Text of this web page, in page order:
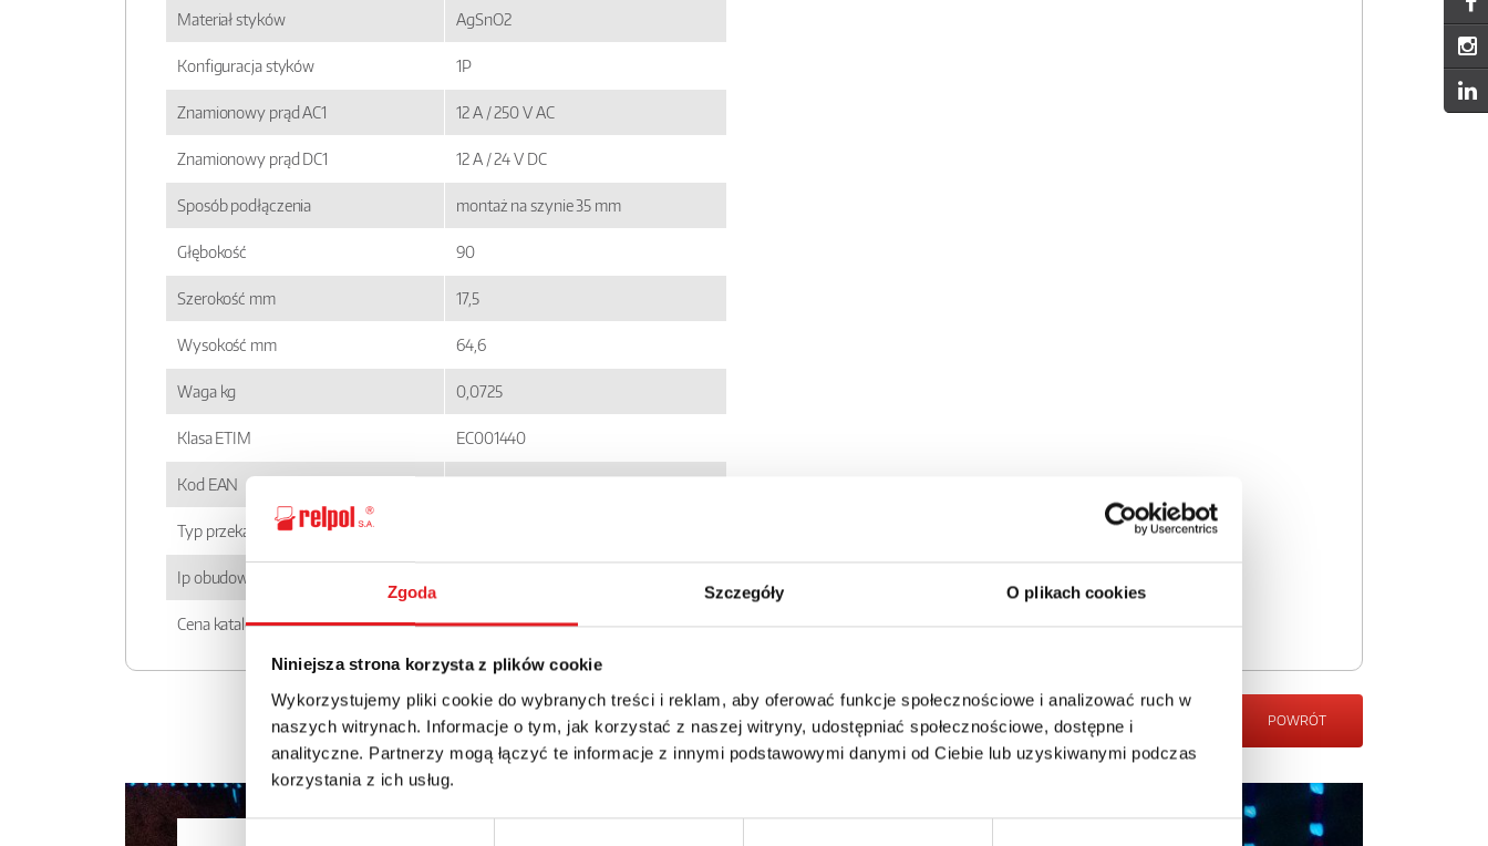
Zgoda Szczegóły O plikach cookies
Niniejsza strona korzysta z plików cookie
Wykorzystujemy pliki cookie do wybranych treści i reklam, aby oferować funkcje społecznościowe i analizować ruch w
naszych witrynach. Informacje o tym, jak korzystać z naszej witryny, udostępniać społecznościowe, dostępne i
analityczne. Partnerzy mogą łączyć te informacje z innymi podstawowymi danymi od Ciebie lub uzyskiwanymi podczas
korzystania z ich usług.
Materiał styków AgSnO2
Konfiguracja styków 1P
Znamionowy prąd AC1 12 A / 250 V AC
Znamionowy prąd DC1 12 A / 24 V DC
Sposób podłączenia montaż na szynie 35 mm
Głębokość 90
Szerokość mm 17,5
Wysokość mm 64,6
Waga kg 0,0725
Klasa ETIM EC001440
Kod EAN
Typ przekaźnika
Ip obudowy
Cena katalogowa 219.6zł + 23% VAT
POWRÓT